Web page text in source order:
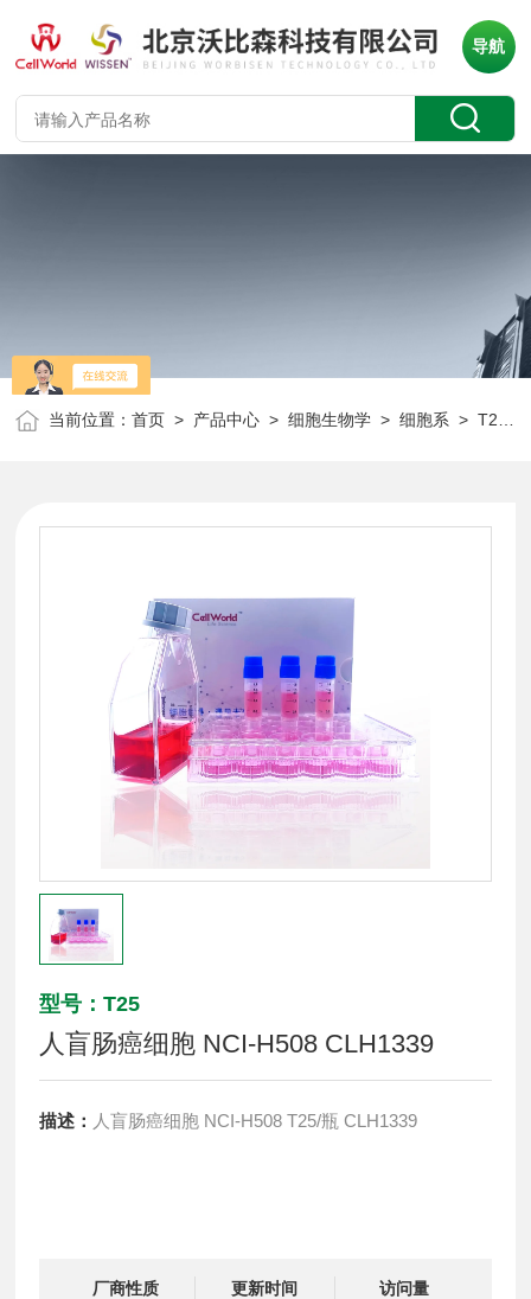
导航
当前位置：首页 > 产品中心 >细胞生物学 >细胞系 > T25人盲肠癌细胞 NCI-H508 CLH1339
型号：T25
人盲肠癌细胞 NCI-H508 CLH1339
描述： 人盲肠癌细胞 NCI-H508 T25/瓶 CLH1339
厂商性质
更新时间
访问量